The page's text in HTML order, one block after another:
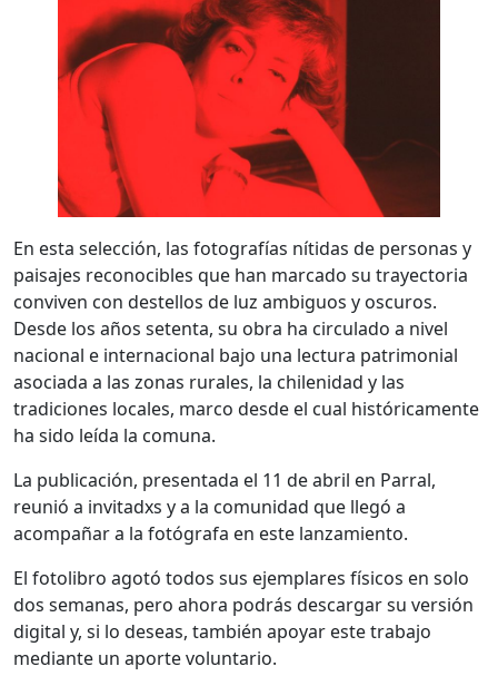
En esta selección, las fotografías nítidas de personas y
paisajes reconocibles que han marcado su trayectoria
conviven con destellos de luz ambiguos y oscuros.
Desde los años setenta, su obra ha circulado a nivel
nacional e internacional bajo una lectura patrimonial
asociada a las zonas rurales, la chilenidad y las
tradiciones locales, marco desde el cual históricamente
ha sido leída la comuna.
La publicación, presentada el 11 de abril en Parral,
reunió a invitadxs y a la comunidad que llegó a
acompañar a la fotógrafa en este lanzamiento.
El fotolibro agotó todos sus ejemplares físicos en solo
dos semanas, pero ahora podrás descargar su versión
digital y, si lo deseas, también apoyar este trabajo
mediante un aporte voluntario.